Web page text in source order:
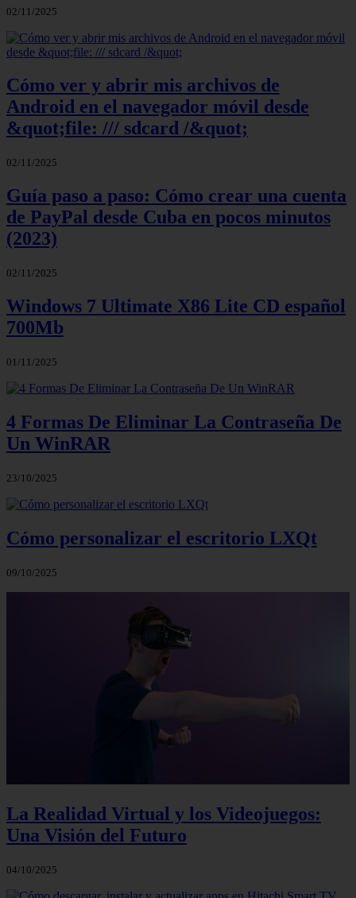
02/11/2025
Cómo ver y abrir mis archivos de
Android en el navegador móvil desde
&quot;file: /// sdcard /&quot;
02/11/2025
Guía paso a paso: Cómo crear una cuenta
de PayPal desde Cuba en pocos minutos
(2023)
02/11/2025
Windows 7 Ultimate X86 Lite CD español
700Mb
01/11/2025
4 Formas De Eliminar La Contraseña De
Un WinRAR
23/10/2025
Cómo personalizar el escritorio LXQt
09/10/2025
La Realidad Virtual y los Videojuegos:
Una Visión del Futuro
04/10/2025